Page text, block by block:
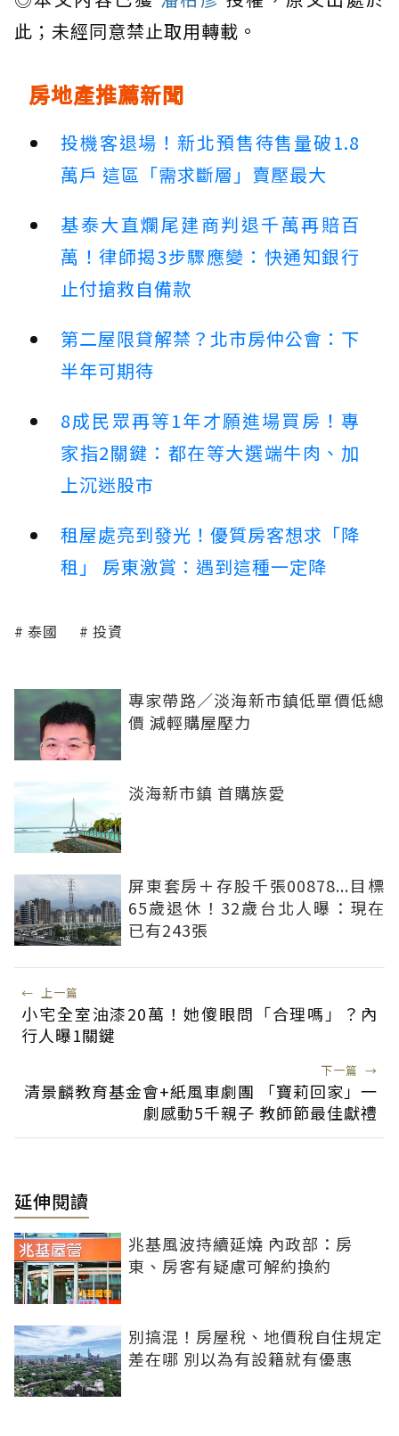
此；未經同意禁止取用轉載。
房地產推薦新聞
投機客退場！新北預售待售量破1.8
萬戶 這區「需求斷層」賣壓最大
基泰大直爛尾建商判退千萬再賠百
萬！律師揭3步驟應變：快通知銀行
止付搶救自備款
第二屋限貸解禁？北市房仲公會：下
半年可期待
8成民眾再等1年才願進場買房！專
家指2關鍵：都在等大選端牛肉、加
上沉迷股市
租屋處亮到發光！優質房客想求「降
租」 房東激賞：遇到這種一定降
泰國 投資
專家帶路／淡海新市鎮低單價低總
價 減輕購屋壓力
淡海新市鎮 首購族愛
屏東套房＋存股千張00878...目標
65歲退休！32歲台北人曝：現在
已有243張
← 上一篇
小宅全室油漆20萬！她傻眼問「合理嗎」？內
行人曝1關鍵
下一篇 →
清景麟教育基金會+紙風車劇團 「寶莉回家」一
劇感動5千親子 教師節最佳獻禮
延伸閱讀
兆基風波持續延燒 內政部：房
東、房客有疑慮可解約換約
別搞混！房屋稅、地價稅自住規定
差在哪 別以為有設籍就有優惠